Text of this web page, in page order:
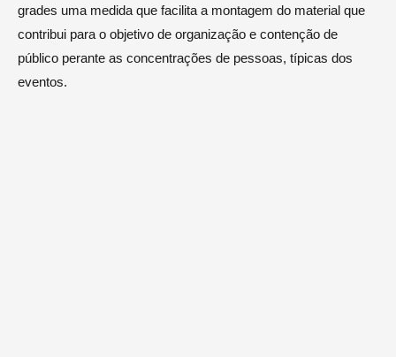
grades uma medida que facilita a montagem do material que
contribui para o objetivo de organização e contenção de
público perante as concentrações de pessoas, típicas dos
eventos.